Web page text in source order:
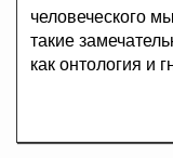
человеческого
такие
как онтология и